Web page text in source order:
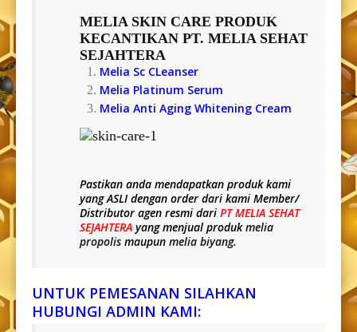
MELIA SKIN CARE PRODUK
KECANTIKAN PT. MELIA SEHAT
SEJAHTERA
Melia Sc CLeanser
Melia Platinum Serum
Melia Anti Aging Whitening Cream
Pastikan anda mendapatkan produk kami
yangASLIdengan order dari kami Member/
Distributor agen resmi dari PT MELIA SEHAT
SEJAHTERA yang menjual produkmelia
propolis maupun melia biyang.
UNTUK PEMESANAN SILAHKAN
HUBUNGI ADMIN KAMI: